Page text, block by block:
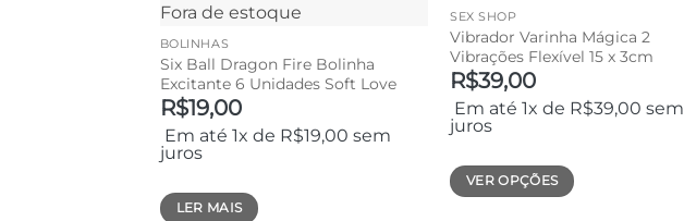
Fora de estoque
BOLINHAS
Six Ball Dragon Fire Bolinha
Excitante 6 Unidades Soft Love
R$19,00
Em até 1x de R$19,00 sem
juros
LER MAIS
SEX SHOP
Vibrador Varinha Mágica 2
Vibrações Flexível 15 x 3cm
R$39,00
Em até 1x de R$39,00 sem
juros
VER OPÇÕES